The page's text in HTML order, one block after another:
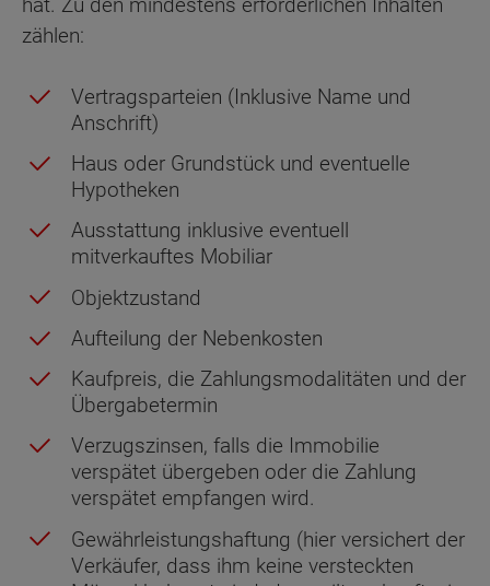
zählen:
Vertragsparteien (Inklusive Name und
Anschrift)
Haus oder Grundstück und eventuelle
Hypotheken
Ausstattung inklusive eventuell
mitverkauftes Mobiliar
Objektzustand
Aufteilung der Nebenkosten
Kaufpreis, die Zahlungsmodalitäten und der
Übergabetermin
Verzugszinsen, falls die Immobilie
verspätet übergeben oder die Zahlung
verspätet empfangen wird.
Gewährleistungshaftung (hier versichert der
Verkäufer, dass ihm keine versteckten